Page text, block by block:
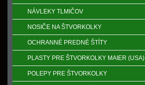
NÁVLEKY TLMIČOV
NOSIČE NA ŠTVORKOLKY
OCHRANNÉ PREDNÉ ŠTÍTY
PLASTY PRE ŠTVORKOLKY MAIER (USA)
POLEPY PRE ŠTVORKOLKY